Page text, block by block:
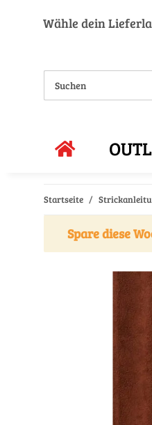
Wähle dein
Startseite
Spare diese